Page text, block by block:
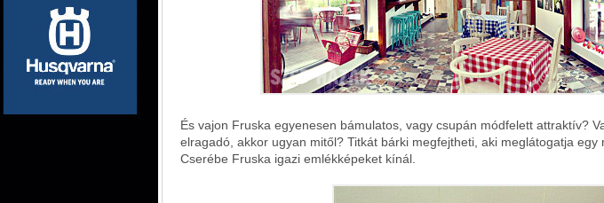
És vajon Fruska egyenesen bámulatos, vagy csupán módfelett attraktív?
elragadó, akkor ugyan mitől? Titkát bárki megfejtheti, aki meglátogatja egy
Cserébe Fruska igazi emlékképeket kínál.